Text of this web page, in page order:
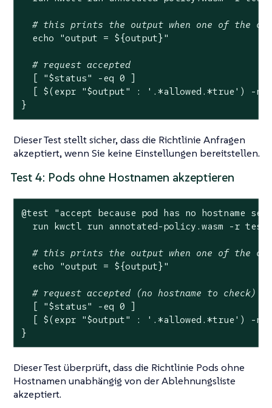
# this prints the output when one of the
echo
"output = ${output}"
# request accepted
  [
"$status" -eq 0 ]
  [ $(expr
"$output" : '.*allowed.*true' ) -ne
}
Dieser Test stellt sicher, dass die Richtlinie Anfragen
akzeptiert, wenn Sie keine Einstellungen bereitstellen.
Test 4: Pods ohne Hostnamen akzeptieren
@test
"accept because pod has no hostname set"
run kwctl run annotated-policy.wasm -r
# this prints the output when one of the
echo
"output = ${output}"
# request accepted (no hostname to check)
  [
"$status" -eq 0 ]
  [ $(expr
"$output" : '.*allowed.*true' ) -ne
}
Dieser Test überprüft, dass die Richtlinie Pods ohne
Hostnamen unabhängig von der Ablehnungsliste
akzeptiert.